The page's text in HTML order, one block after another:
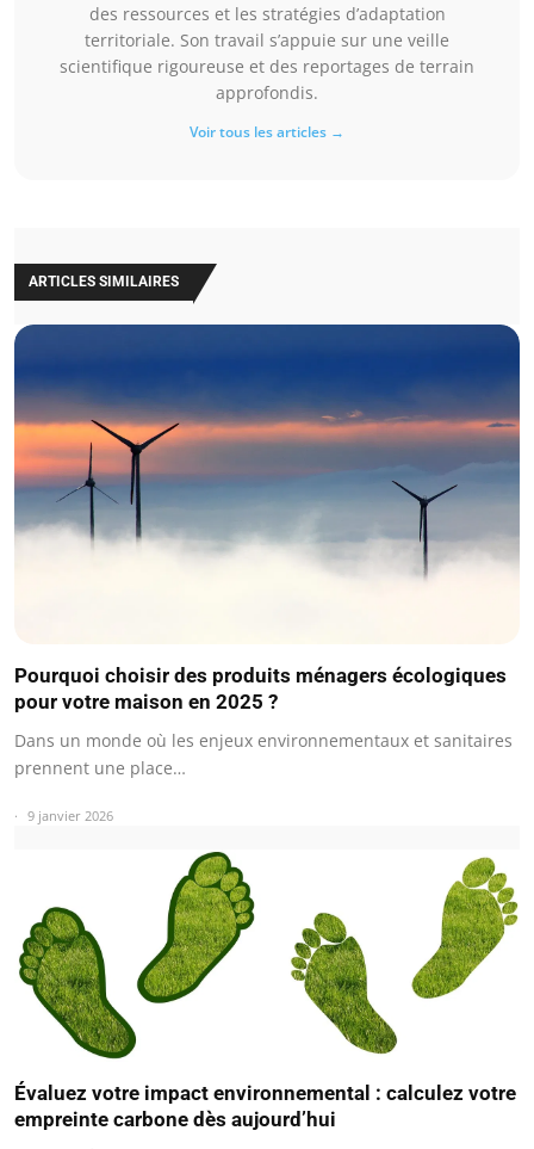
des ressources et les stratégies d’adaptation
territoriale. Son travail s’appuie sur une veille
scientifique rigoureuse et des reportages de terrain
approfondis.
Voir tous les articles →
ARTICLES SIMILAIRES
Pourquoi choisir des produits ménagers écologiques
pour votre maison en 2025 ?
Dans un monde où les enjeux environnementaux et sanitaires
prennent une place…
9 janvier 2026
Évaluez votre impact environnemental : calculez votre
empreinte carbone dès aujourd’hui